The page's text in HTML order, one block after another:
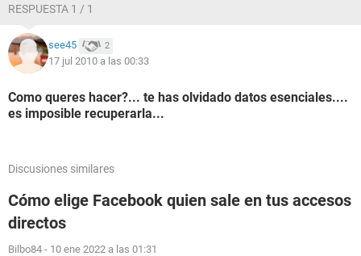
RESPUESTA 1 / 1
see45 2
17 jul 2010 a las 00:33
Como queres hacer?... te has olvidado datos esenciales....
es imposible recuperarla...
Discusiones similares
Cómo elige Facebook quien sale en tus accesos
directos
Bilbo84 - 10 ene 2022 a las 01:31